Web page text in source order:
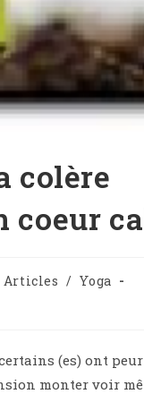
colère
coeur
Articles / Yoga
(es) ont
monter voir